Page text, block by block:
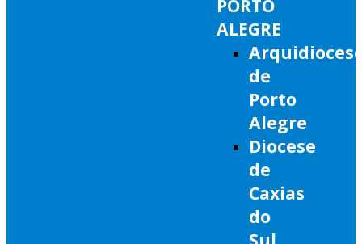
PORTO
ALEGRE
de
Porto
Alegre
Diocese
de
Caxias
do